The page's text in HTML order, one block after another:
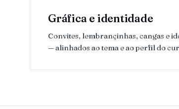
Gráfica e identidade
Convites, lembrançinhas, cangas e
— alinhados ao tema e ao perfil do